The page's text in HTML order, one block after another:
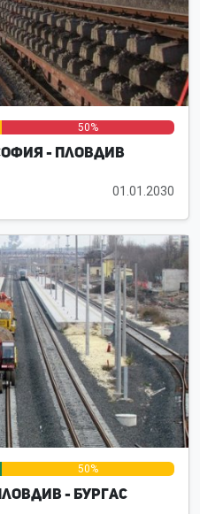
50%
- Пловдив
01.01.2030
50%
- Бургас